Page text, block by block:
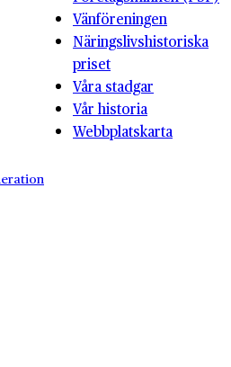
Vänföreningen
Näringslivshistoriska
priset
Våra stadgar
Vår historia
Webbplatskarta